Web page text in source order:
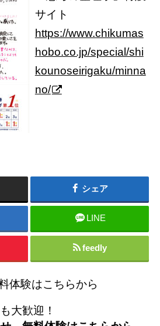
サイト
https://www.chikumas
hobo.co.jp/special/shi
kounoseirigaku/minna
no/
シェア
LINE
feedly
体験はこちらから
大歓迎！